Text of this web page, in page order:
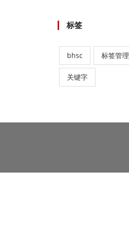
标签
bhsc 标签管理
关键字